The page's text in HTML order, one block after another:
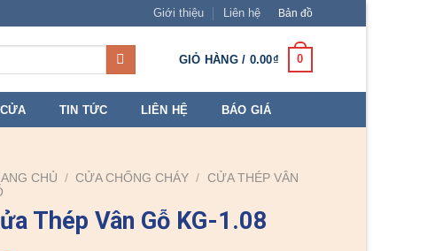
Giới thiệu Liên hệ Bản đồ
GIỎ HÀNG / 0.00₫ 0
TIN TỨC LIÊN HỆ BÁO GIÁ
CHỦ / CỬA CHỐNG CHÁY / CỬA THÉP VÂN
Thép Vân Gỗ KG-1.08